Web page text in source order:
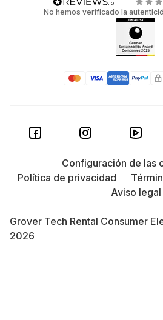
No hemos verificado la
Grover Tech Rental Consumer
2026
Configuración de las
Política de privacidad
Aviso legal